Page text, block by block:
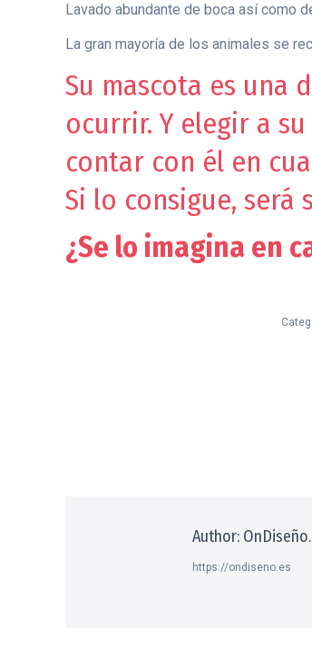
Lavado abundante de boca así como
La gran mayoría de los animales se
Su mascota es una
ocurrir. Y elegir a
contar con él en
Si lo consigue,
¿Se lo imagina en
Author:
https://ondiseno.es